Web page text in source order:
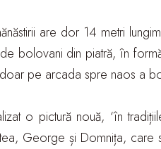
are dor 14 metri
bolovani din piatră, în
pe arcada spre naos a
o pictură nouă, ‘în
George și Domnița,